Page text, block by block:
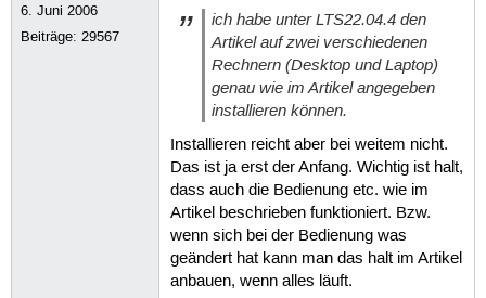
6. Juni 2006
Beiträge:29567
ich habe unter LTS22.04.4 den
Artikel auf zwei verschiedenen
Rechnern (Desktop und Laptop)
genau wie im Artikel angegeben
installieren können.
Installieren reicht aber bei weitem nicht.
Das ist ja erst der Anfang. Wichtig ist halt,
dass auch die Bedienung etc. wie im
Artikel beschrieben funktioniert. Bzw.
wenn sich bei der Bedienung was
geändert hat kann man das halt im Artikel
anbauen, wenn alles läuft.